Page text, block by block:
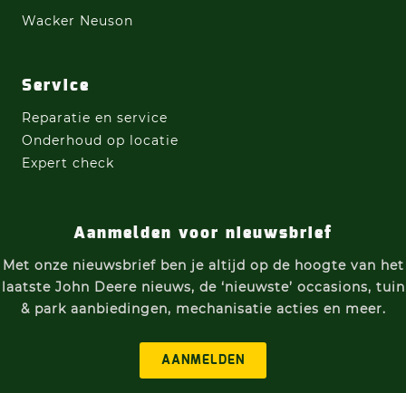
Wacker Neuson
Service
Reparatie en service
Onderhoud op locatie
Expert check
Aanmelden voor nieuwsbrief
Met onze nieuwsbrief ben je altijd op de hoogte van het
laatste John Deere nieuws, de ‘nieuwste’ occasions, tuin
& park aanbiedingen, mechanisatie acties en meer.
AANMELDEN